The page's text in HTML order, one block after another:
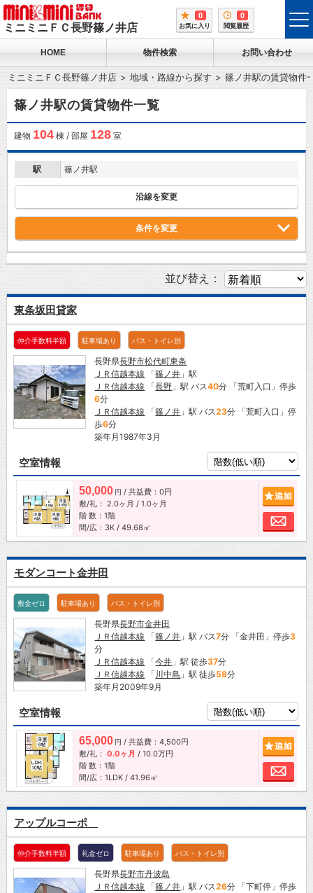
ミニミニＦＣ長野篠ノ井店
0
お気に入り
0
閲覧履歴
HOME 物件検索 お問い合わせ
ミニミニＦＣ長野篠ノ井店 地域・路線から探す 篠ノ井駅の賃貸物件
篠ノ井駅の賃貸物件一覧
建物 104棟 / 部屋 128室
駅 篠ノ井駅
沿線を変更
条件を変更
並び替え：
東条坂田貸家
仲介手数料半額 駐車場あり バス・トイレ別
長野県長野市松代町東条
ＪＲ信越本線 「篠ノ井 」駅
ＪＲ信越本線 「長野 」駅 バス40分 「荒町入口」停歩
6分
ＪＲ信越本線 「篠ノ井 」駅 バス23分 「荒町入口」停
歩6分
築年月1987年3月
空室情報
50,000 円 / 共益費：0円
敷/礼： 2.0ヶ月 / 1.0ヶ月
階 数：1階
間/広：3K / 49.68㎡
お
モダンコート金井田
敷金ゼロ 駐車場あり バス・トイレ別
長野県長野市金井田
ＪＲ信越本線 「篠ノ井 」駅 バス7分 「金井田」停歩3
分
ＪＲ信越本線 「今井 」駅 徒歩37分
ＪＲ信越本線 「 川中島 」駅 徒歩58分
築年月2009年9月
空室情報
65,000 円 / 共益費：4,500円
敷/礼： 0.0ヶ月 / 10.0万円
階 数：1階
間/広：1LDK / 41.96㎡
お
アップルコーポ
仲介手数料半額 礼金ゼロ 駐車場あり バス・トイレ別
長野県長野市丹波島
ＪＲ信越本線 「篠ノ井 」駅 バス26分 「下町停」停歩